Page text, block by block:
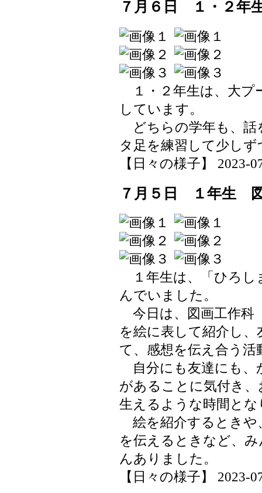
７月６日 １・２年
１・２年生は、大プ
しています。
どちらの学年も、話
タ足を練習して少し
【日々の様子】 2023-
７月５日 １年生
１年生は、「ひろし
んでいました。
今日は、図画工作科
を絵に表して紹介し
て、感想を伝え合う
自分にも友達にも、
があることに気付き
生えるような時間と
絵を紹介するときや
を伝えるときなど、
んありました。
【日々の様子】 2023-